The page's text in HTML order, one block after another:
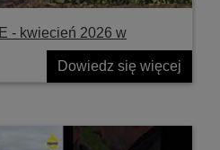
- kwiecień 2026 w
Dowiedz się więcej